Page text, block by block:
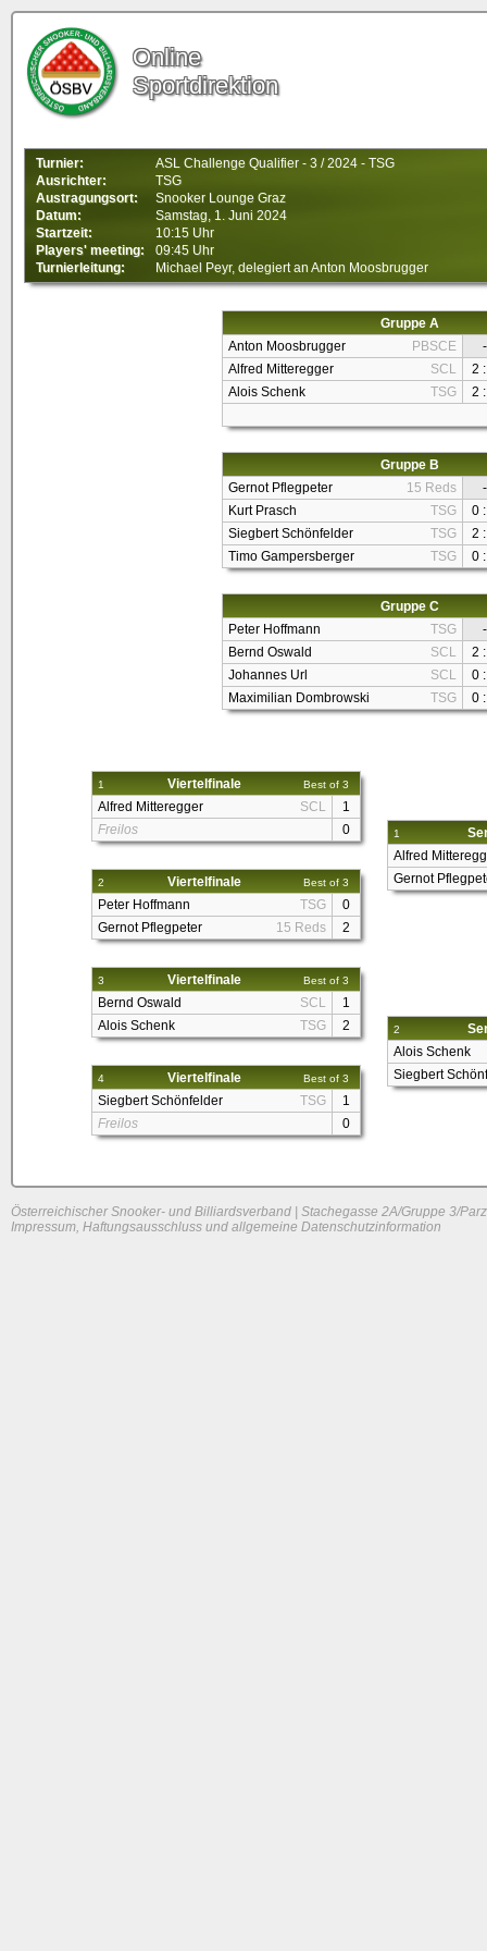
Online
Sportdirektion
Turnier:
ASL Challenge Qualifier - 3 / 2024 - TSG
Ausrichter:
TSG
Austragungsort:
Snooker Lounge Graz
Datum:
Samstag, 1. Juni 2024
Startzeit:
10:15 Uhr
Players' meeting:
09:45 Uhr
Turnierleitung:
Michael Peyr, delegiert an Anton Moosbrugger
Gruppe A
Anton Moosbrugger
PBSCE
-
Alfred Mitteregger
SCL
2
Alois Schenk
TSG 2
Gruppe B
Gernot Pflegpeter
15 Reds
-
Kurt Prasch
TSG
0
Siegbert Schönfelder
TSG
2
Timo Gampersberger
TSG 0
Gruppe C
Peter Hoffmann
TSG
-
Bernd Oswald
SCL
2
Johannes Url
SCL
0
Maximilian Dombrowski
TSG 0
1 Viertelfinale Best of 3
Alfred Mitteregger SCL
1
Freilos
0
2 Viertelfinale Best of 3
Peter Hoffmann TSG
0
Gernot Pflegpeter
15 Reds 2
3 Viertelfinale Best of 3
Bernd Oswald SCL
1
Alois Schenk
TSG 2
4 Viertelfinale Best of 3
Siegbert Schönfelder TSG
1
Freilos
0
1
Alfred
Gernot
2
Alois Schenk
Siegbert
Österreichischer Snooker- und Billiardsverband | Stachegasse 2A/Gruppe 3/
Impressum, Haftungsausschluss und allgemeine Datenschutzinformation